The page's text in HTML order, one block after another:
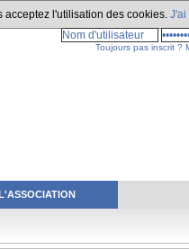
l'utilisation des cookies. J'ai
Toujours pas inscrit ?